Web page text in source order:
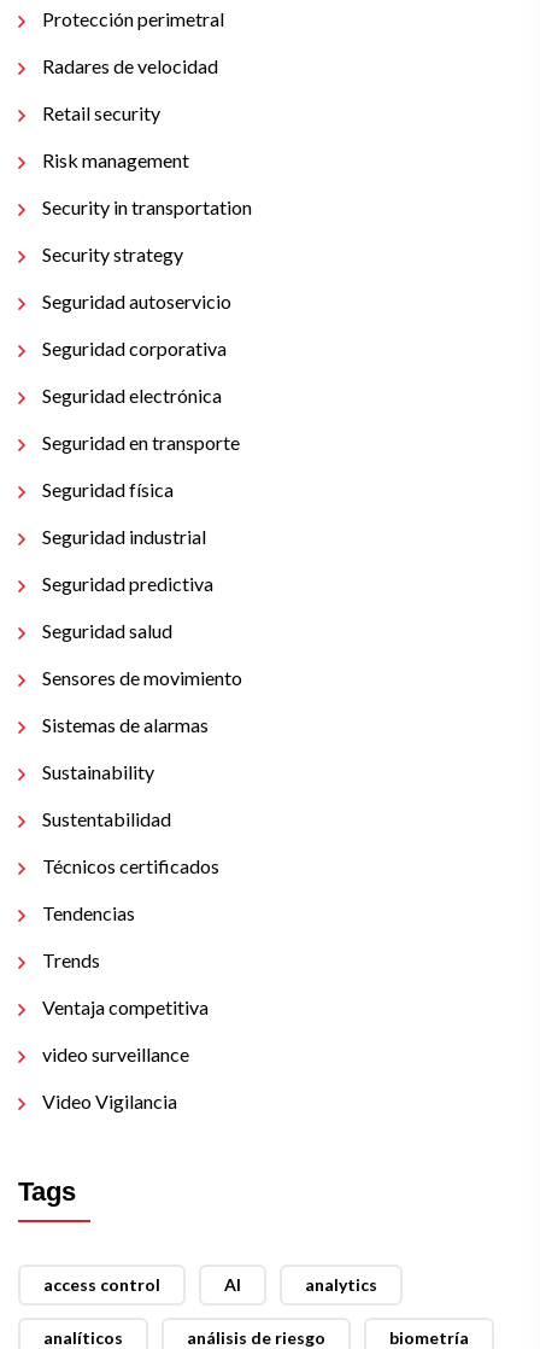
Protección perimetral
Radares de velocidad
Retail security
Risk management
Security in transportation
Security strategy
Seguridad autoservicio
Seguridad corporativa
Seguridad electrónica
Seguridad en transporte
Seguridad física
Seguridad industrial
Seguridad predictiva
Seguridad salud
Sensores de movimiento
Sistemas de alarmas
Sustainability
Sustentabilidad
Técnicos certificados
Tendencias
Trends
Ventaja competitiva
video surveillance
Video Vigilancia
Tags
access control AI analytics
analíticos análisis de riesgo biometría